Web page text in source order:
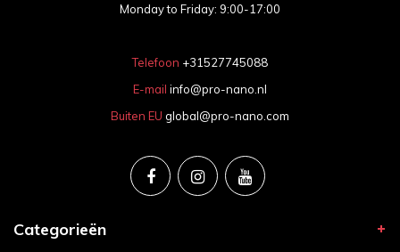
Monday to Friday: 9:00-17:00
Telefoon +31527745088
E-mail info@pro-nano.nl
Buiten EU global@pro-nano.com
Categorieën